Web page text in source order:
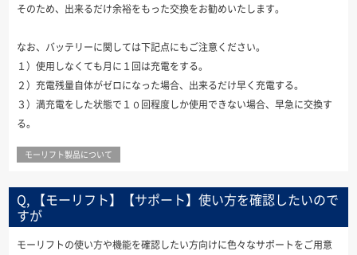
そのため、出来るだけ余裕をもった交換をお勧めいたします。
なお、バッテリーに関しては下記点にもご注意ください。
１）使用しなくても月に１回は充電をする。
２）充電残量自体がゼロになった場合、出来るだけ早く充電する。
３）満充電をした状態で１０回程度しか使用できない場合、早急に交換す
る。
モーリフト製品について
Q, 【モーリフト】【サポート】使い方を確認したいので
すが
モーリフトの使い方や機能を確認したい方向けに色々なサポートをご用意